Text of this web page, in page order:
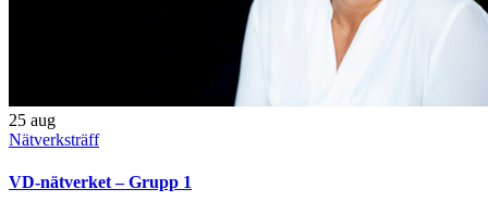
25 aug
Nätverksträff
VD-nätverket – Grupp 1